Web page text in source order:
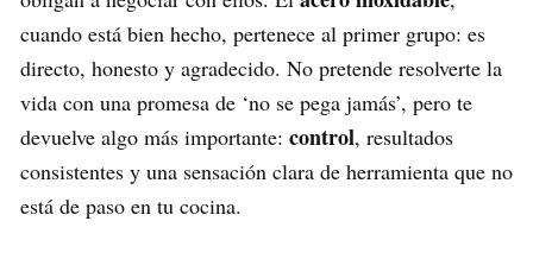
cuando está bien hecho, pertenece al primer grupo: es
directo, honesto y agradecido. No pretende resolverte la
vida con una promesa de ‘no se pega jamás’, pero te
devuelve algo más importante: control, resultados
consistentes y una sensación clara de herramienta que no
está de paso en tu cocina.